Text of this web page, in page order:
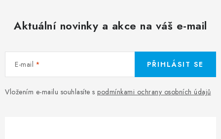
Aktuální novinky a akce na váš e-mail
E-mail
Vložením e-mailu souhlasíte s podmínkami ochrany osobních údajů
PŘIHLÁSIT SE